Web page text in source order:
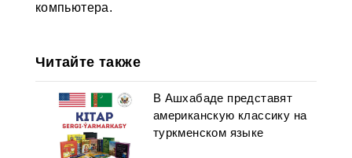
компьютера.
Читайте также
В Ашхабаде представят
американскую классику на
туркменском языке